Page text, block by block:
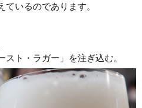
いるのであります。
ト・ラガー」を注ぎ込む。